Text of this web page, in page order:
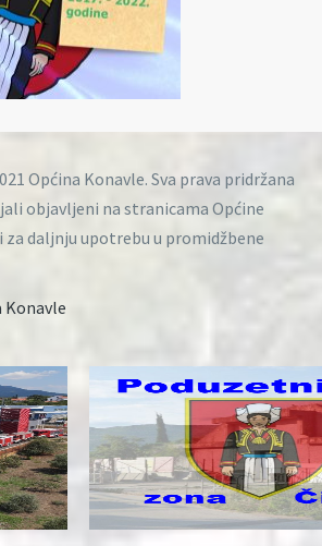
Općina Konavle. Sva prava pridržana
objavljeni na stranicama Općine
za daljnju upotrebu u promidžbene
Konavle